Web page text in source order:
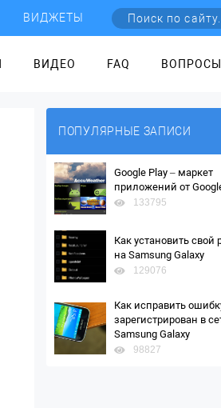
ВИДЖЕТЫ
ВИДЕО FAQ
ПОПУЛЯРНЫЕ ЗАПИСИ
Google Play – маркет
приложений от
133795
Как установить свой
на Samsung Galaxy
129076
Как исправить
зарегистрирован в
Samsung Galaxy
98827